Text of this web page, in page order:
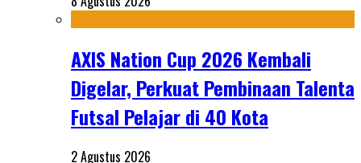
AXIS Nation Cup 2026 Kembali
Digelar, Perkuat Pembinaan Talenta
Futsal Pelajar di 40 Kota
2 Agustus 2026